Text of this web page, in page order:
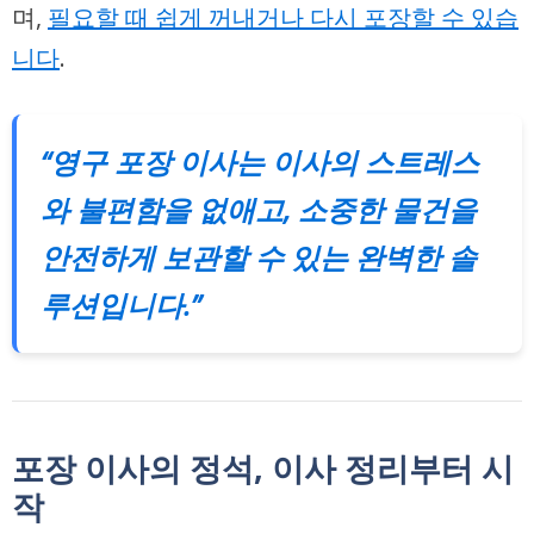
며, 필요할 때 쉽게 꺼내거나 다시 포장할 수 있습
니다.
“영구 포장 이사는 이사의 스트레스
와 불편함을 없애고, 소중한 물건을
안전하게 보관할 수 있는 완벽한 솔
루션입니다.”
포장 이사의 정석, 이사 정리부터 시
작